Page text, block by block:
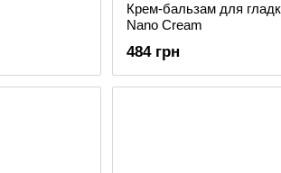
Крем-бальзам для
Nano Cream
484 грн